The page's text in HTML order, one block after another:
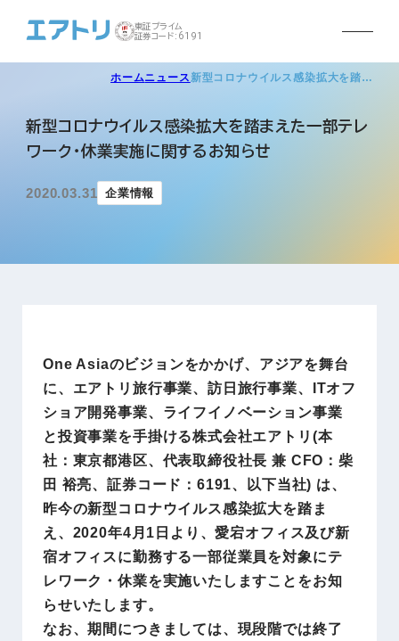
東証プライム
証券コード:6191
ホームニュース 新型コロナウイルス感染拡大を踏…
新型コロナウイルス感染拡大を踏まえた一部テレ
ワーク・休業実施に関するお知らせ
2020.03.31 企業情報
One Asiaのビジョンをかかげ、アジアを舞台
に、エアトリ旅行事業、訪日旅行事業、ITオフ
ショア開発事業、ライフイノベーション事業
と投資事業を手掛ける株式会社エアトリ(本
社：東京都港区、代表取締役社長 兼 CFO：柴
田 裕亮、証券コード：6191、以下当社) は、
昨今の新型コロナウイルス感染拡大を踏ま
え、2020年4月1日より、愛宕オフィス及び新
宿オフィスに勤務する一部従業員を対象にテ
レワーク・休業を実施いたしますことをお知
らせいたします。
なお、期間につきましては、現段階では終了